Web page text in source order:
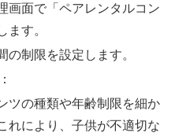
画面で「ペアレンタルコン
ます。
の制限を設定します。
：
ツの種類や年齢制限を細か
れにより、子供が不適切な